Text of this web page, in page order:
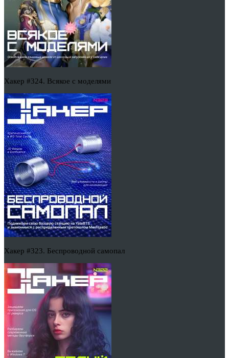
Хакер #324. Всякое с моделями
Хакер #323. Беспроводной самопал